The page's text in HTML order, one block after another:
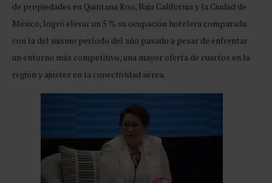
de propiedades en Quintana Roo, Baja California y la Ciudad de
México, logró elevar un 5 % su ocupación hotelera comparada
con la del mismo período del año pasado a pesar de enfrentar
un entorno más competitivo, una mayor oferta de cuartos en la
región y ajustes en la conectividad aérea.